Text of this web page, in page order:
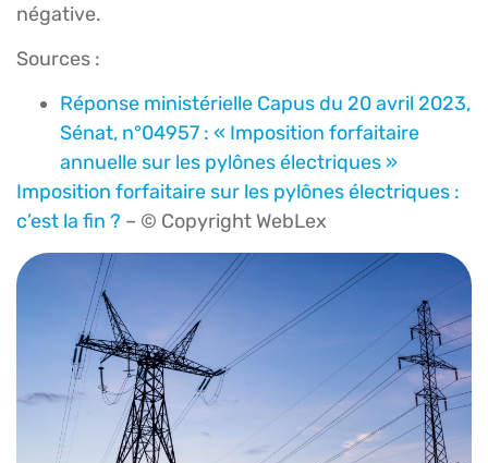
négative.
Sources :
Réponse ministérielle Capus du 20 avril 2023,
Sénat, n°04957 : « Imposition forfaitaire
annuelle sur les pylônes électriques »
Imposition forfaitaire sur les pylônes électriques :
c’est la fin ? – © Copyright WebLex